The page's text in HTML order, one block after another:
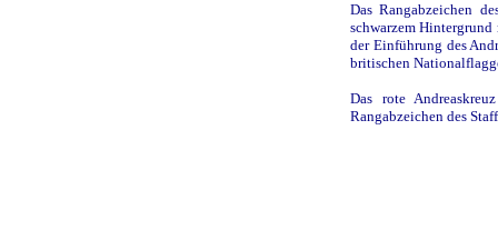
Das Rangabzeichen
schwarzem
der Einführung des
britischen
Das rote
Rangabzeichen des